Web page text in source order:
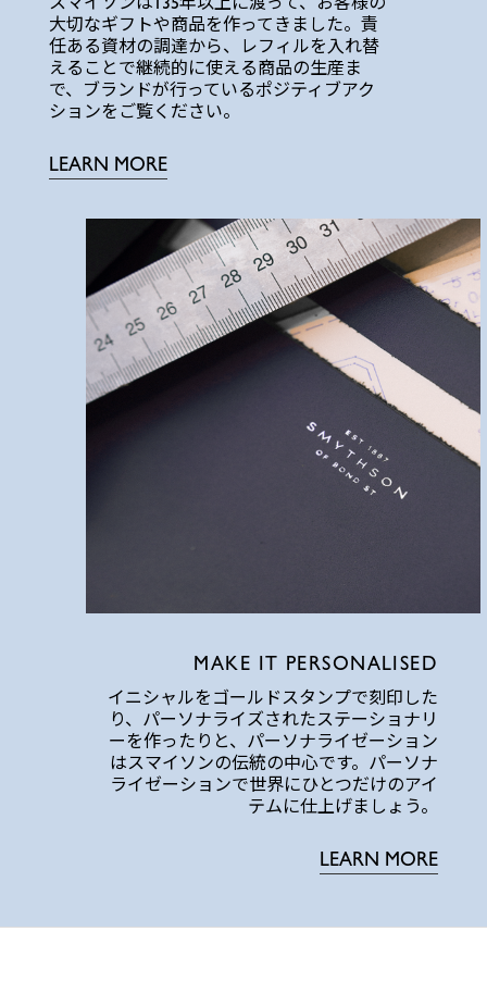
大切なギフトや商品を作ってきました。責
任ある資材の調達から、レフィルを入れ替
えることで継続的に使える商品の生産ま
で、ブランドが行っているポジティブアク
ションをご覧ください。
LEARN MORE
MAKE IT PERSONALISED
イニシャルをゴールドスタンプで刻印した
り、パーソナライズされたステーショナリ
ーを作ったりと、パーソナライゼーション
はスマイソンの伝統の中心です。パーソナ
ライゼーションで世界にひとつだけのアイ
テムに仕上げましょう。
LEARN MORE